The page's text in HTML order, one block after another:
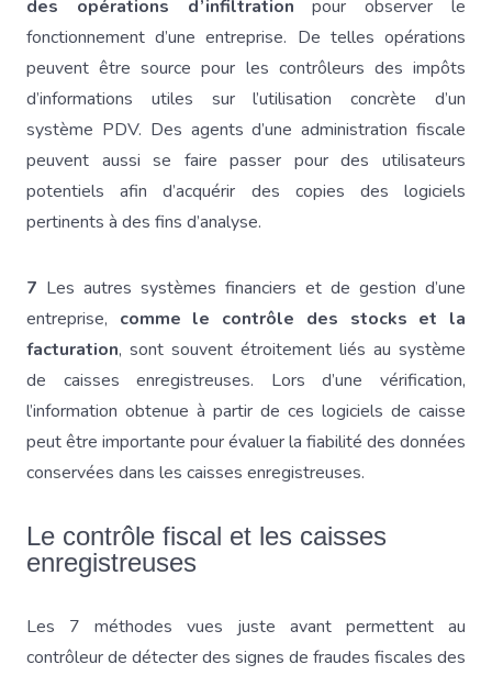
des opérations d’infiltration pour observer le
fonctionnement d’une entreprise. De telles opérations
peuvent être source pour les contrôleurs des impôts
d’informations utiles sur l’utilisation concrète d’un
système PDV. Des agents d’une administration fiscale
peuvent aussi se faire passer pour des utilisateurs
potentiels afin d’acquérir des copies des logiciels
pertinents à des fins d’analyse.
7 Les autres systèmes financiers et de gestion d’une
entreprise, comme le contrôle des stocks et la
facturation, sont souvent étroitement liés au système
de caisses enregistreuses. Lors d’une vérification,
l’information obtenue à partir de ces logiciels de caisse
peut être importante pour évaluer la fiabilité des données
conservées dans les caisses enregistreuses.
Le contrôle fiscal et les caisses
enregistreuses
Les 7 méthodes vues juste avant permettent au
contrôleur de détecter des signes de fraudes fiscales des